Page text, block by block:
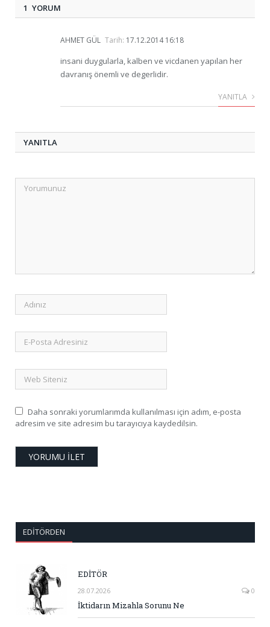
1 YORUM
AHMET GÜL Tarih: 17.12.2014 16:18
insani duygularla, kalben ve vicdanen yapılan her
davranış önemli ve degerlidir.
YANITLA
YANITLA
Daha sonraki yorumlarımda kullanılması için adım, e-posta
adresim ve site adresim bu tarayıcıya kaydedilsin.
EDITÖRDEN
EDİTÖR
28.07.2026 0
İktidarın Mizahla Sorunu Ne